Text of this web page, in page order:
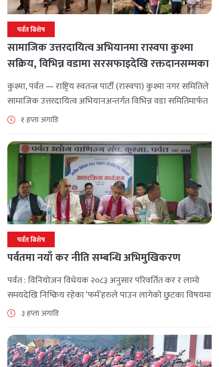
पर्वत बिशेष
सामाजिक उत्तरदायित्व अभियानमा रास्वपा कुश्मा
सक्रिय, विभिन्न वडामा सरसफाइदेखि रक्तदानसम्मका
कार्यक्रम
कुश्मा, पर्वत — राष्ट्रिय स्वतन्त्र पार्टी (रास्वपा) कुश्मा नगर समितिले
सामाजिक उत्तरदायित्व अभियानअन्तर्गत विभिन्न वडा समितिमार्फत
समुदाय केन्द्रित र सेवामूलक कार्यक्रम सञ्चालन गरिरहेको जनाएको
१ हप्ता अगाडि
पर्वत बिशेष
पर्वतमा नयाँ कर नीति सम्बन्धि अभिमुखिकरण
पर्वत : विनियोजन विधेयक २०८३ अनुसार परिवर्तित कर र लामो
समयदेखि निष्क्रिय रहेका ‘फर्म’हरुले पाउन लागेको छुटका विषयमा
पर्वतमा अन्तरक्रिया भएको छ , आन्तरिक राजश्व कार्यालय बागलुङ
३ हप्ता अगाडि